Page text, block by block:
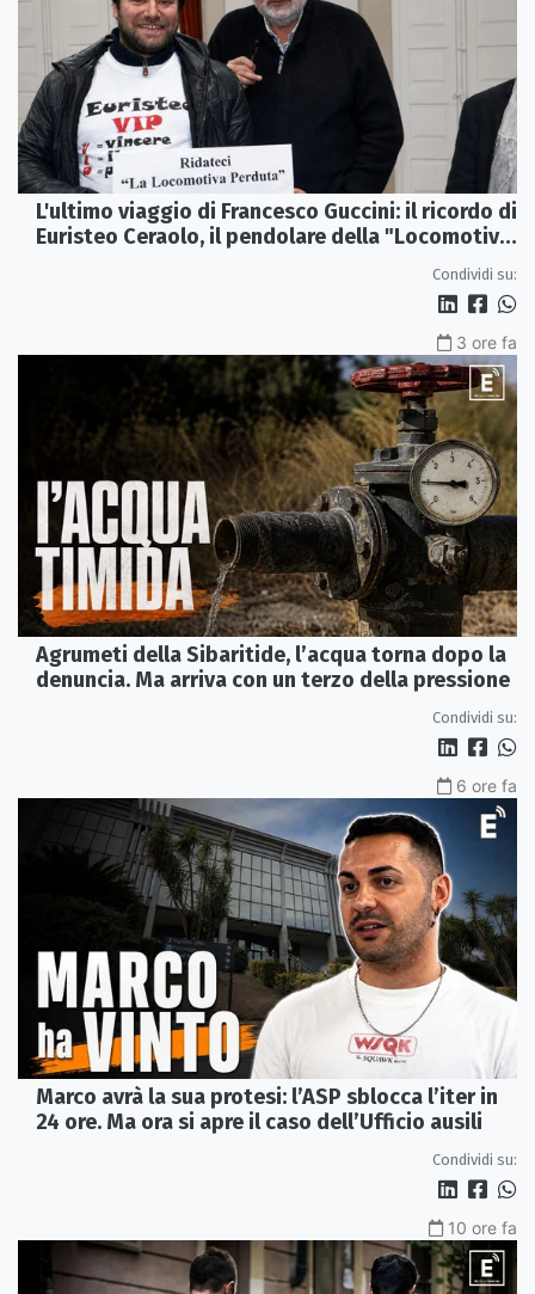
L'ultimo viaggio di Francesco Guccini: il ricordo di
Euristeo Ceraolo, il pendolare della "Locomotiva
Condividi su:
3 ore fa
Agrumeti della Sibaritide, l’acqua torna dopo la
denuncia. Ma arriva con un terzo della pressione
Condividi su:
6 ore fa
Marco avrà la sua protesi: l’ASP sblocca l’iter in
24 ore. Ma ora si apre il caso dell’Ufficio ausili
Condividi su:
10 ore fa